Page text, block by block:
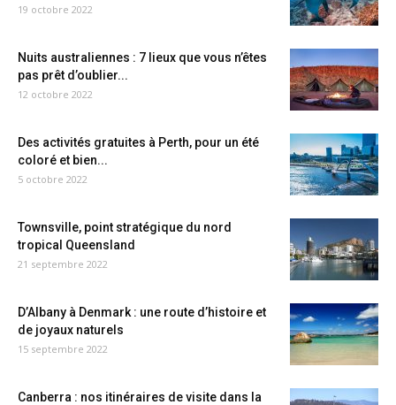
19 octobre 2022
Nuits australiennes : 7 lieux que vous n’êtes
pas prêt d’oublier...
12 octobre 2022
Des activités gratuites à Perth, pour un été
coloré et bien...
5 octobre 2022
Townsville, point stratégique du nord
tropical Queensland
21 septembre 2022
D’Albany à Denmark : une route d’histoire et
de joyaux naturels
15 septembre 2022
Canberra : nos itinéraires de visite dans la